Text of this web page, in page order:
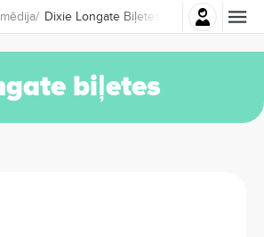
Dixie Longate Biļetes
Pierakstīties
biļetes